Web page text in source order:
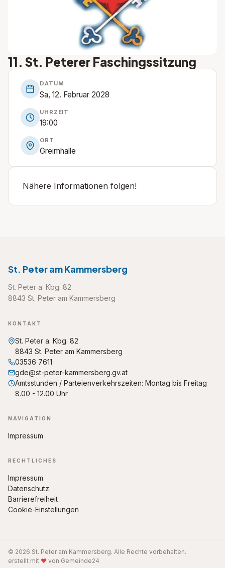
11. St. Peterer Faschingssitzung
DATUM
Sa, 12. Februar 2028
UHRZEIT
19:00
ORT
Greimhalle
Nähere Informationen folgen!
St. Peter am Kammersberg
St. Peter a. Kbg. 82
8843 St. Peter am Kammersberg
KONTAKT
St. Peter a. Kbg. 82
8843 St. Peter am Kammersberg
03536 7611
gde@st-peter-kammersberg.gv.at
Amtsstunden / Parteienverkehrszeiten: Montag bis Freitag
8.00 - 12.00 Uhr
NAVIGATION
Impressum
RECHTLICHES
Impressum
Datenschutz
Barrierefreiheit
Cookie-Einstellungen
© 2026 St. Peter am Kammersberg. Alle Rechte vorbehalten.
erstellt mit ♥ von Gemeinde24